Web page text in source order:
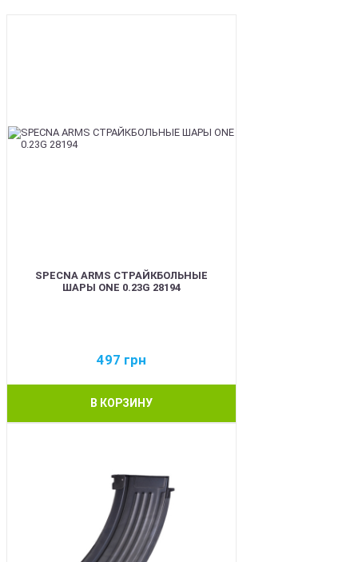
SPECNA ARMS СТРАЙКБОЛЬНЫЕ
ШАРЫ ONE 0.23G 28194
497 грн
В КОРЗИНУ